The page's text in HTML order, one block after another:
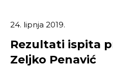
24. lipnja 2019.
Rezultati ispita
Zeljko Penavić